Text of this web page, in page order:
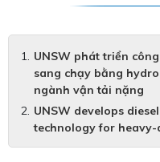
UNSW phát triển
sang chạy bằng
ngành vận tải nặng
UNSW develops
technology for